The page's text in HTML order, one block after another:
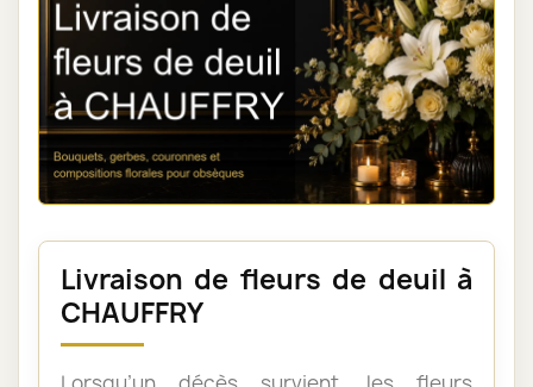
Livraison de fleurs de deuil à
CHAUFFRY